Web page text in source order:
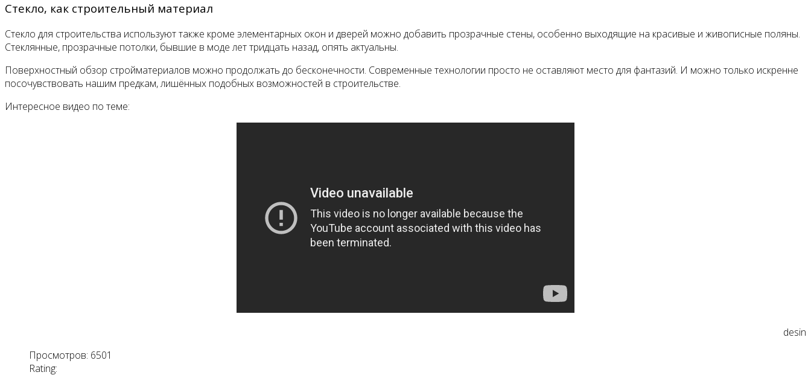
Стекло, как строительный материал
Стекло для строительства используют также кроме элементарных окон и дверей можно добавить прозрачные стены, особенно выходящие на красивые и живописные поляны.
Стеклянные, прозрачные потолки, бывшие в моде лет тридцать назад, опять актуальны.
Поверхностный обзор стройматериалов можно продолжать до бесконечности. Современные технологии просто не оставляют место для фантазий. И можно только искренне
посочувствовать нашим предкам, лишённых подобных возможностей в строительстве.
Интересное видео по теме:
desin
Просмотров: 6501
Rating: